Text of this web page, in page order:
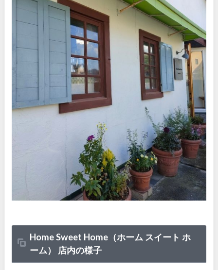
Home Sweet Home（ホーム スイート ホ
ーム） 店内の様子